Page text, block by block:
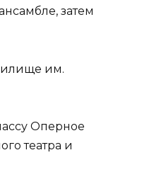
затем
им.
Оперное
театра и